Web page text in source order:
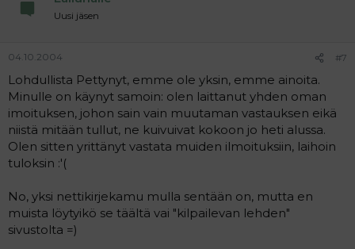
Uusi jäsen
04.10.2004 #7
Lohdullista Pettynyt, emme ole yksin, emme ainoita.
Minulle on käynyt samoin: olen laittanut yhden oman
imoituksen, johon sain vain muutaman vastauksen eikä
niistä mitään tullut, ne kuivuivat kokoon jo heti alussa.
Olen sitten yrittänyt vastata muiden ilmoituksiin, laihoin
tuloksin :'(
No, yksi nettikirjekamu mulla sentään on, mutta en
muista löytyikö se täältä vai "kilpailevan lehden"
sivustolta =)